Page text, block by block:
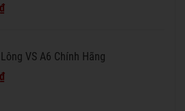
VS A6 Chính Hãng